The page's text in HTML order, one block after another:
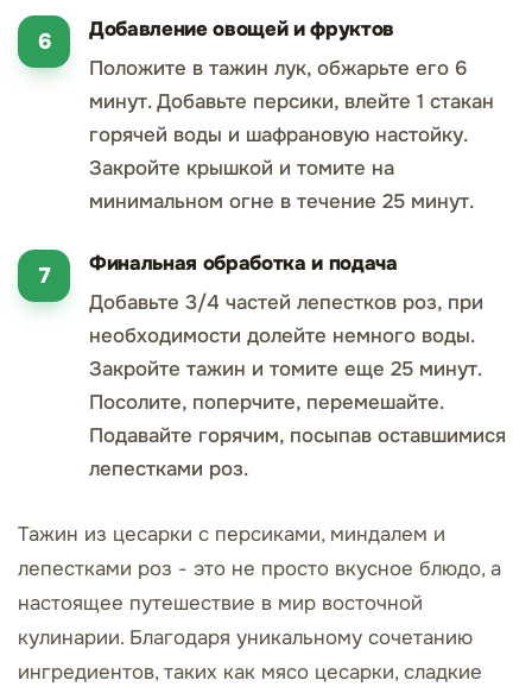
Добавление овощей и фруктов
Положите в тажин лук, обжарьте его 6
минут. Добавьте персики, влейте 1 стакан
горячей воды и шафрановую настойку.
Закройте крышкой и томите на
минимальном огне в течение 25 минут.
Финальная обработка и подача
Добавьте 3/4 частей лепестков роз, при
необходимости долейте немного воды.
Закройте тажин и томите еще 25 минут.
Посолите, поперчите, перемешайте.
Подавайте горячим, посыпав оставшимися
лепестками роз.
Тажин из цесарки с персиками, миндалем и
лепестками роз - это не просто вкусное блюдо, а
настоящее путешествие в мир восточной
кулинарии. Благодаря уникальному сочетанию
ингредиентов, таких как мясо цесарки, сладкие